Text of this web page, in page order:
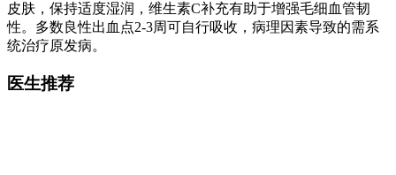
皮肤，保持适度湿润，维生素C补充有助于增强毛细血管韧
性。多数良性出血点2-3周可自行吸收，病理因素导致的需系
统治疗原发病。
医生推荐